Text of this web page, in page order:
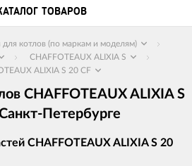
ТОВАРОВ
для котлов (по маркам и моделям)
CHAFFOTEAUX ALIXIA S
ALIXIA S 20 CF
CHAFFOTEAUX ALIXIA S
Петербурге
CHAFFOTEAUX ALIXIA S 20